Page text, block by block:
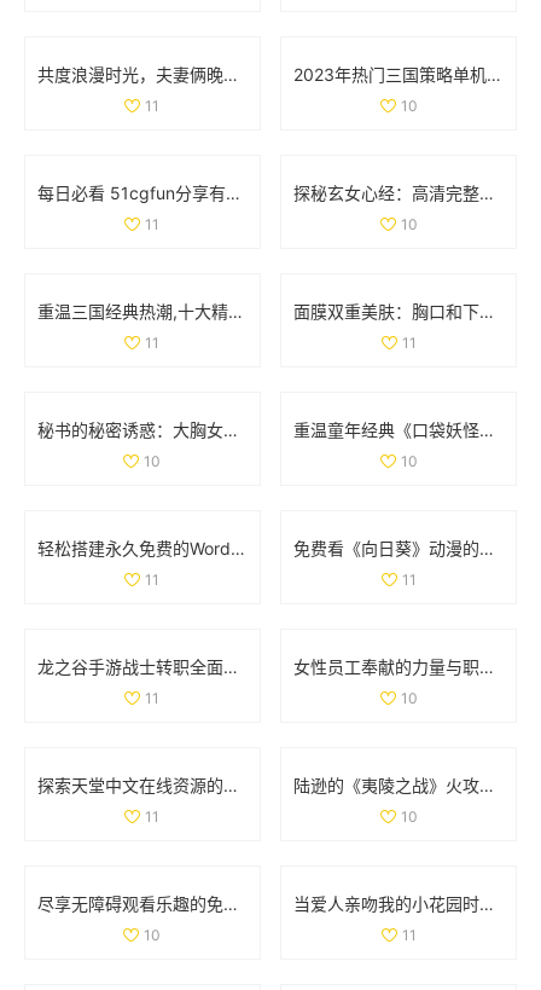
共度浪漫时光，夫妻俩晚间电影推荐，温馨不容错过
11
2023年热门三国策略单机手游推荐，塔防类游戏排行榜一览
10
每日必看 51cgfun分享有趣趣闻助你防走丢
11
探秘玄女心经：高清完整版免费在线观看与解读
10
重温三国经典热潮,十大精彩三国手游推荐大盘点！
11
面膜双重美肤：胸口和下部位养护揭秘动图展示
11
秘书的秘密诱惑：大胸女性间的亲密互动与相互渴望
10
重温童年经典《口袋妖怪强进化2.5》，再续佩奇冒险之旅！
10
轻松搭建永久免费的WordPress网站全攻略与实用技巧
11
免费看《向日葵》动漫的最佳途径和资源分享
11
龙之谷手游战士转职全面解析与职业强度对比
11
女性员工奉献的力量与职场价值的平衡探讨
10
探索天堂中文在线资源的多样选择与使用指南
11
陆逊的《夷陵之战》火攻考察：胜利背后的真实因素分析
10
尽享无障碍观看乐趣的免费真人在线直播平台推荐
10
当爱人亲吻我的小花园时，他对我的爱意有多深厚呢
11